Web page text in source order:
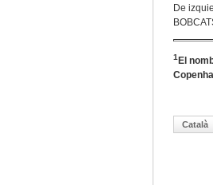
De
1 El
Català